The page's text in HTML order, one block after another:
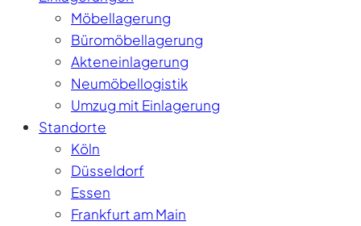
Möbellagerung
Büromöbellagerung
Akteneinlagerung
Neumöbellogistik
Umzug mit Einlagerung
Standorte
Köln
Düsseldorf
Essen
Frankfurt am Main